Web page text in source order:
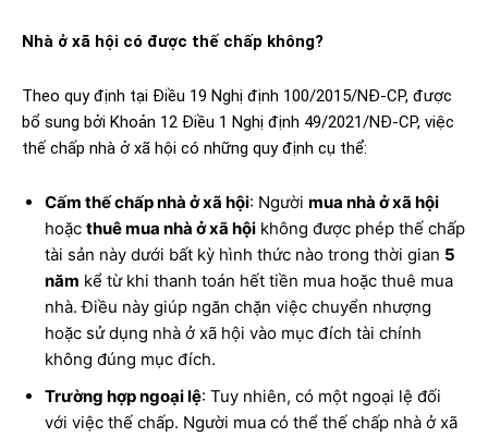
Nhà ở xã hội có được thế chấp không?
Theo quy định tại Điều 19 Nghị định 100/2015/NĐ-CP, được
bổ sung bởi Khoản 12 Điều 1 Nghị định 49/2021/NĐ-CP, việc
thế chấp nhà ở xã hội có những quy định cụ thể:
Cấm thế chấp nhà ở xã hội: Người mua nhà ở xã hội
hoặc thuê mua nhà ở xã hội không được phép thế chấp
tài sản này dưới bất kỳ hình thức nào trong thời gian 5
năm kể từ khi thanh toán hết tiền mua hoặc thuê mua
nhà. Điều này giúp ngăn chặn việc chuyển nhượng
hoặc sử dụng nhà ở xã hội vào mục đích tài chính
không đúng mục đích.
Trường hợp ngoại lệ: Tuy nhiên, có một ngoại lệ đối
với việc thế chấp. Người mua có thể thế chấp nhà ở xã